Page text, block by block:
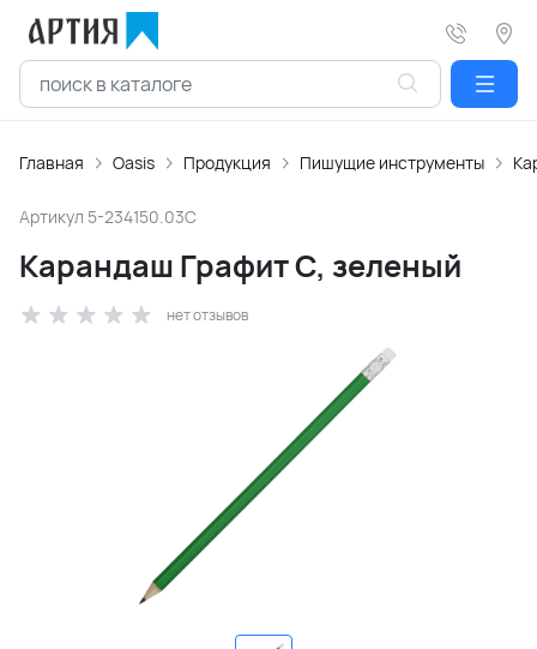
Главная Oasis Продукция Пишущие инструменты
Артикул 5-234150.03C
Карандаш Графит C, зеленый
нет отзывов